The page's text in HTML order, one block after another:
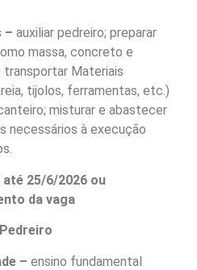
–auxiliar pedreiro; preparar
massa, concreto e
transportar Materiais
tijolos, ferramentas, etc.)
misturar e abastecer
necessários à execução
até 25/6/2026 ou
da vaga
– ensino fundamental